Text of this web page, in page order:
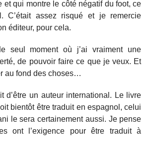
et qui montre le côté négatif du foot, ce
C’était assez risqué et je remercie
éditeur, pour cela.
le seul moment où j’ai vraiment une
de pouvoir faire ce que je veux. Et
au fond des choses…
d’être un auteur international. Le livre
bientôt être traduit en espagnol, celui
le sera certainement aussi. Je pense
ont l’exigence pour être traduit à